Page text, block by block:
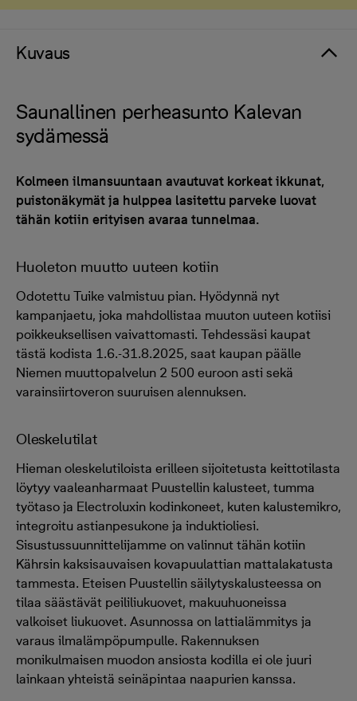
Kuvaus
Saunallinen perheasunto Kalevan
sydämessä
Kolmeen ilmansuuntaan avautuvat korkeat ikkunat,
puistonäkymät ja hulppea lasitettu parveke luovat
tähän kotiin erityisen avaraa tunnelmaa.
Huoleton muutto uuteen kotiin
Odotettu Tuike valmistuu pian. Hyödynnä nyt
kampanjaetu, joka mahdollistaa muuton uuteen kotiisi
poikkeuksellisen vaivattomasti. Tehdessäsi kaupat
tästä kodista 1.6.-31.8.2025, saat kaupan päälle
Niemen muuttopalvelun 2 500 euroon asti sekä
varainsiirtoveron suuruisen alennuksen.
Oleskelutilat
Hieman oleskelutiloista erilleen sijoitetusta keittotilasta
löytyy vaaleanharmaat Puustellin kalusteet, tumma
työtaso ja Electroluxin kodinkoneet, kuten kalustemikro,
integroitu astianpesukone ja induktioliesi.
Sisustussuunnittelijamme on valinnut tähän kotiin
Kährsin kaksisauvaisen kovapuulattian mattalakatusta
tammesta. Eteisen Puustellin säilytyskalusteessa on
tilaa säästävät peililiukuovet, makuuhuoneissa
valkoiset liukuovet. Asunnossa on lattialämmitys ja
varaus ilmalämpöpumpulle. Rakennuksen
monikulmaisen muodon ansiosta kodilla ei ole juuri
lainkaan yhteistä seinäpintaa naapurien kanssa.